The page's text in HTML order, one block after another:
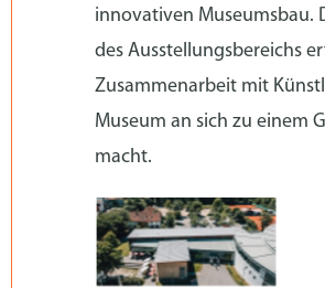
innovativen Museumsbau.
des Ausstellungsbereichs
Zusammenarbeit mit
Museum an sich zu einem
macht.